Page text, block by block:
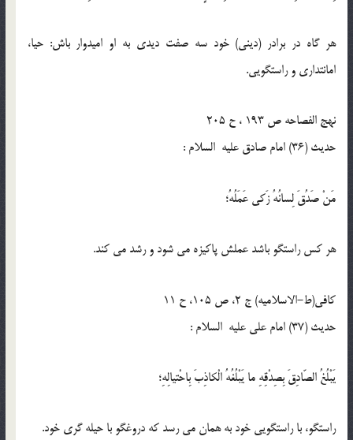
هر گاه در برادر (دينى) خود سه صفت ديدى به او اميدوار باش: حيا،
امانتدارى و راستگويى.
نهج الفصاحه ص 193 ، ح 205
حدیث (36) امام صادق عليه السلام :
مَنْ صَدُقَ لِسانُهُ زَكى عَمَلُهُ؛
هر كس راستگو باشد عملش پاكيزه مى شود و رشد مى كند.
كافى(ط-الاسلامیه) ج 2، ص 105، ح 11
حدیث (37) امام على عليه السلام :
يَبْلُغُ الصّادِقَ بِصِدْقِهِ ما يَبْلُغُهُ الْكاذِبَ بِاحْتيالِهِ؛
راستگو، با راستگويى خود به همان مى رسد كه دروغگو با حيله گرى خود.